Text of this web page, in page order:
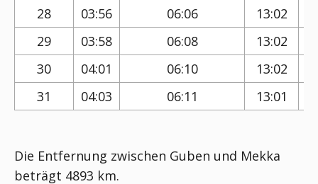
28
03:56 06:06 13:02
29
03:58 06:08 13:02
30
04:01 06:10 13:02
31
04:03 06:11 13:01
Die Entfernung zwischen Guben und Mekka
beträgt 4893 km.